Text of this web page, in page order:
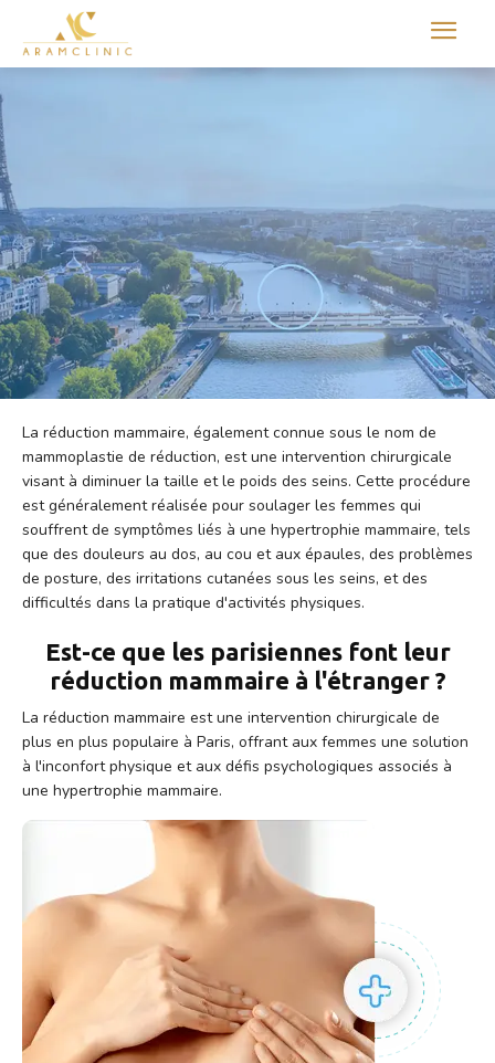
Aram international
La réduction mammaire, également connue sous le nom de
mammoplastie de réduction, est une intervention chirurgicale
visant à diminuer la taille et le poids des seins. Cette procédure
est généralement réalisée pour soulager les femmes qui
souffrent de symptômes liés à une hypertrophie mammaire, tels
que des douleurs au dos, au cou et aux épaules, des problèmes
de posture, des irritations cutanées sous les seins, et des
difficultés dans la pratique d'activités physiques.
Est-ce que les parisiennes font leur
réduction mammaire à l'étranger ?
La réduction mammaire est une intervention chirurgicale de
plus en plus populaire à Paris, offrant aux femmes une solution
à l'inconfort physique et aux défis psychologiques associés à
une hypertrophie mammaire.